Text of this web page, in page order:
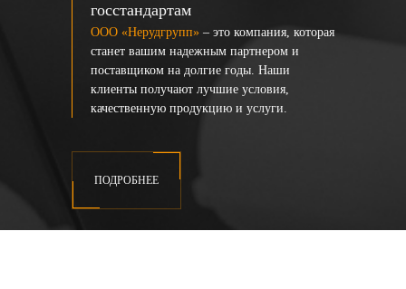
госстандартам
ООО «Нерудгрупп» – это компания, которая
станет вашим надежным партнером и
поставщиком на долгие годы. Наши
клиенты получают лучшие условия,
качественную продукцию и услуги.
ПОДРОБНЕЕ